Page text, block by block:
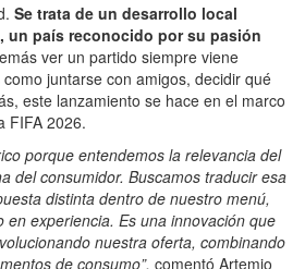
Se trata de un desarrollo local
un país reconocido por su pasión
ver un partido siempre viene
juntarse con amigos, decidir qué
este lanzamiento se hace en el marco
FIFA 2026.
porque entendemos la relevancia del
del consumidor. Buscamos traducir esa
distinta dentro de nuestro menú,
en experiencia. Es una innovación que
nuestra oferta, combinando
de consumo”, comentó Artemio